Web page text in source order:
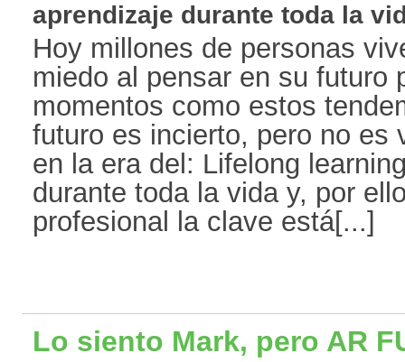
aprendizaje durante toda la
Hoy millones de personas
miedo al pensar en su futuro
momentos como estos
futuro es incierto, pero no
en la era del: Lifelong
durante toda la vida y, por
profesional la clave está[...]
Lo siento Mark, pero AR